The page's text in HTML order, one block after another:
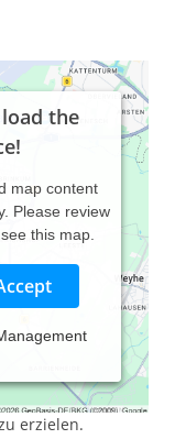
the
map content
Please review
this map.
und
erzielen.